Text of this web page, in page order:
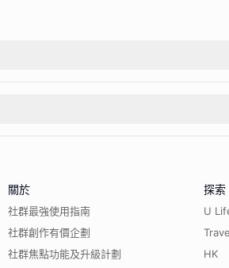
關於
社群最強使用指南
社群創作有價企劃
社群焦點功能及升級計劃
探索
U
HK